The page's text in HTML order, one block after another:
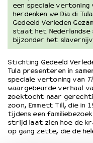
Partners
Huisregels
Privacyverklaring
Integriteits- en
Duurzaamheid
Culturele boycot Israël
Ruimte voor artistieke
een speciale vertoning
herdenken we Dia di
Gedeeld Verleden
staat het Nederlandse
bijzonder het
Stichting Gedeeld
Tula presenteren in
speciale vertoning van
waargebeurde verhaal
zoektocht naar
zoon, Emmett Till, die in
tijdens een
strijd laat zien hoe de
op gang zette, die de